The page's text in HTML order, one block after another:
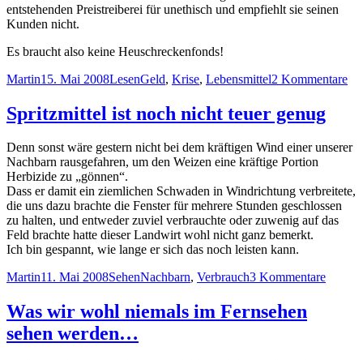
entstehenden Preistreiberei für unethisch und empfiehlt sie seinen
Kunden nicht.
Es braucht also keine Heuschreckenfonds!
Autor
MartinVeröffentlicht
15. Mai 2008Kategorien
LesenSchlagwörter
Geld, Krise, Lebensmittel2 Kommentarezu
Spritzmittel ist noch nicht teuer genug
Denn sonst wäre gestern nicht bei dem kräftigen Wind einer unserer
Nachbarn rausgefahren, um den Weizen eine kräftige Portion
Herbizide zu „gönnen“.
Dass er damit ein ziemlichen Schwaden in Windrichtung verbreitete,
die uns dazu brachte die Fenster für mehrere Stunden geschlossen
zu halten, und entweder zuviel verbrauchte oder zuwenig auf das
Feld brachte hatte dieser Landwirt wohl nicht ganz bemerkt.
Ich bin gespannt, wie lange er sich das noch leisten kann.
Autor
MartinVeröffentlicht
11. Mai 2008Kategorien
SehenSchlagwörter
Nachbarn, Verbrauch3 Kommentarezu
Was wir wohl niemals im Fernsehen
sehen werden…